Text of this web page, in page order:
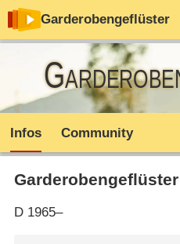
Garderobengeflüster
Infos Community
Garderobengeflüster
D1965–